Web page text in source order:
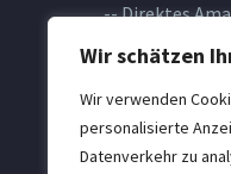
Wir schätzen
Wir verwenden
personalisierte
Datenverkehr zu
-- Direktes
GIN Blog ---